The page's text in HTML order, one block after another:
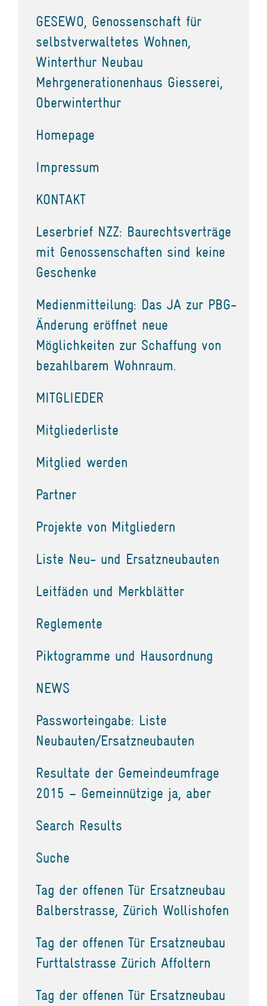
GESEWO, Genossenschaft für
selbstverwaltetes Wohnen,
Winterthur Neubau
Mehrgenerationenhaus Giesserei,
Oberwinterthur
Homepage
Impressum
KONTAKT
Leserbrief NZZ: Baurechtsverträge
mit Genossenschaften sind keine
Geschenke
Medienmitteilung: Das JA zur PBG-
Änderung eröffnet neue
Möglichkeiten zur Schaffung von
bezahlbarem Wohnraum.
MITGLIEDER
Mitgliederliste
Mitglied werden
Partner
Projekte von Mitgliedern
Liste Neu- und Ersatzneubauten
Leitfäden und Merkblätter
Reglemente
Piktogramme und Hausordnung
NEWS
Passworteingabe: Liste
Neubauten/Ersatzneubauten
Resultate der Gemeindeumfrage
2015 – Gemeinnützige ja, aber
Search Results
Suche
Tag der offenen Tür Ersatzneubau
Balberstrasse, Zürich Wollishofen
Tag der offenen Tür Ersatzneubau
Furttalstrasse Zürich Affoltern
Tag der offenen Tür Ersatzneubau